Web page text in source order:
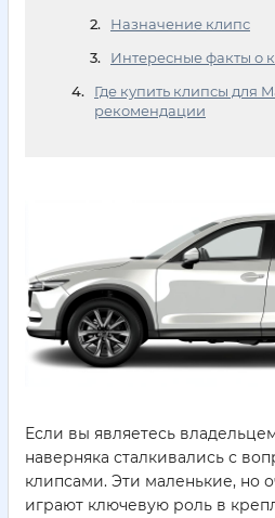
Назначение клипс
Интересные факты о
Где купить клипсы для
рекомендации
Если вы являетесь
наверняка сталкивались с
клипсами. Эти маленькие, но
играют ключевую роль в